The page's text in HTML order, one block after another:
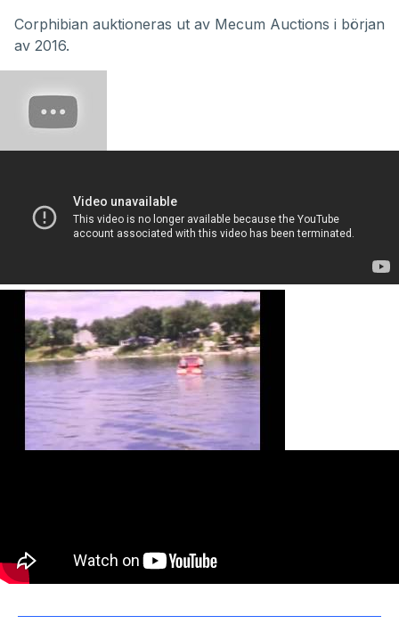
Corphibian auktioneras ut av Mecum Auctions i början
av 2016.